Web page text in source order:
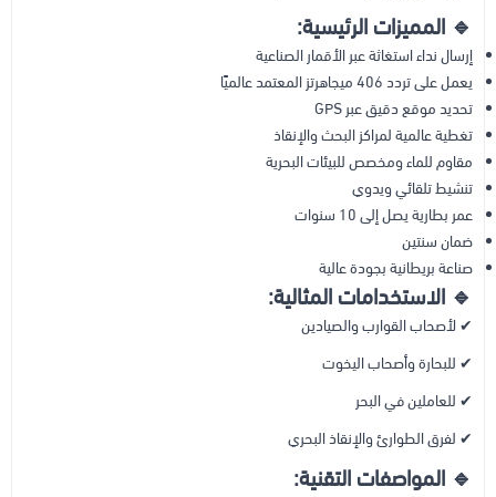
🔹 المميزات الرئيسية:
إرسال نداء استغاثة عبر الأقمار الصناعية
يعمل على تردد 406 ميجاهرتز المعتمد عالميًا
تحديد موقع دقيق عبر GPS
تغطية عالمية لمراكز البحث والإنقاذ
مقاوم للماء ومخصص للبيئات البحرية
تنشيط تلقائي ويدوي
عمر بطارية يصل إلى 10 سنوات
ضمان سنتين
صناعة بريطانية بجودة عالية
🔹 الاستخدامات المثالية:
✔ لأصحاب القوارب والصيادين
✔ للبحارة وأصحاب اليخوت
✔ للعاملين في البحر
✔ لفرق الطوارئ والإنقاذ البحري
🔹 المواصفات التقنية: